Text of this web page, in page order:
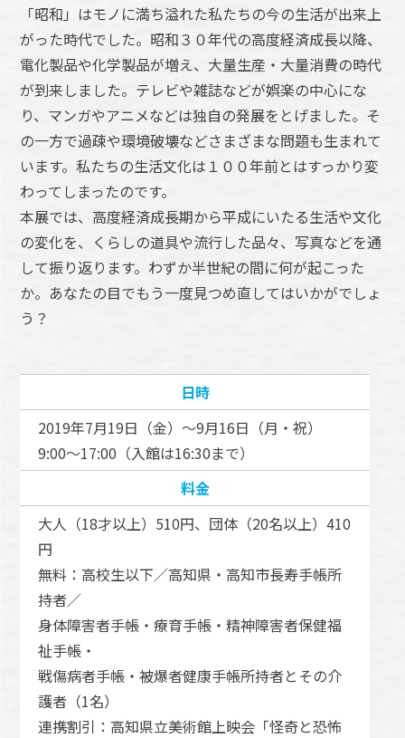
「昭和」はモノに満ち溢れた私たちの今の生活が出来上
がった時代でした。昭和３０年代の高度経済成長以降、
電化製品や化学製品が増え、大量生産・大量消費の時代
が到来しました。テレビや雑誌などが娯楽の中心にな
り、マンガやアニメなどは独自の発展をとげました。そ
の一方で過疎や環境破壊などさまざまな問題も生まれて
います。私たちの生活文化は１００年前とはすっかり変
わってしまったのです。
本展では、高度経済成長期から平成にいたる生活や文化
の変化を、くらしの道具や流行した品々、写真などを通
して振り返ります。わずか半世紀の間に何が起こった
か。あなたの目でもう一度見つめ直してはいかがでしょ
う？
日時
2019年7月19日（金）～9月16日（月・祝）
9:00～17:00（入館は16:30まで）
料金
大人（18才以上）510円、団体（20名以上）410
円
無料：高校生以下／高知県・高知市長寿手帳所
持者／
身体障害者手帳・療育手帳・精神障害者保健福
祉手帳・
戦傷病者手帳・被爆者健康手帳所持者とその介
護者（1名）
連携割引： 高知県立美術館上映会「怪奇と恐怖